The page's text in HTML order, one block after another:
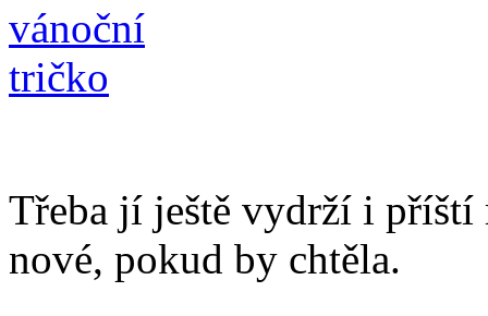
Třeba jí ještě vydrží i příští
nové, pokud by chtěla.